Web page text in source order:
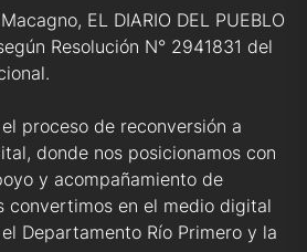
EL DIARIO DEL PUEBLO
Resolución N° 2941831 del
proceso de reconversión a
donde nos posicionamos con
y acompañamiento de
convertimos en el medio digital
Departamento Río Primero y la